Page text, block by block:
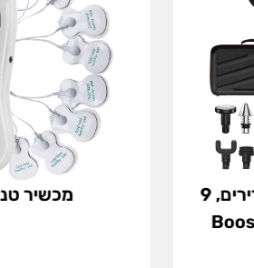
אקדח עיסוי חשמלי לשרירים, 9
מכשיר